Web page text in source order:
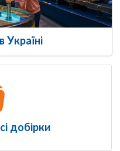
Україні
добірки